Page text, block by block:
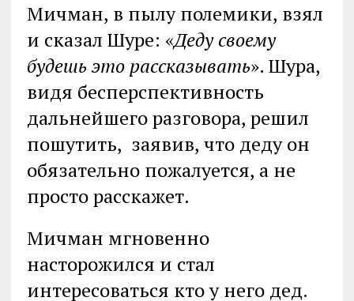
Мичман, в пылу полемики, взял
и сказал Шуре: «Деду своему
будешь это рассказывать». Шура,
видя бесперспективность
дальнейшего разговора, решил
пошутить, заявив, что деду он
обязательно пожалуется, а не
просто расскажет.
Мичман мгновенно
насторожился и стал
интересоваться кто у него дед.